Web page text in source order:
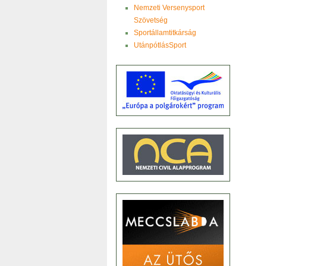
Nemzeti Versenysport
Szövetség
Sportállamtitkárság
UtánpótlásSport